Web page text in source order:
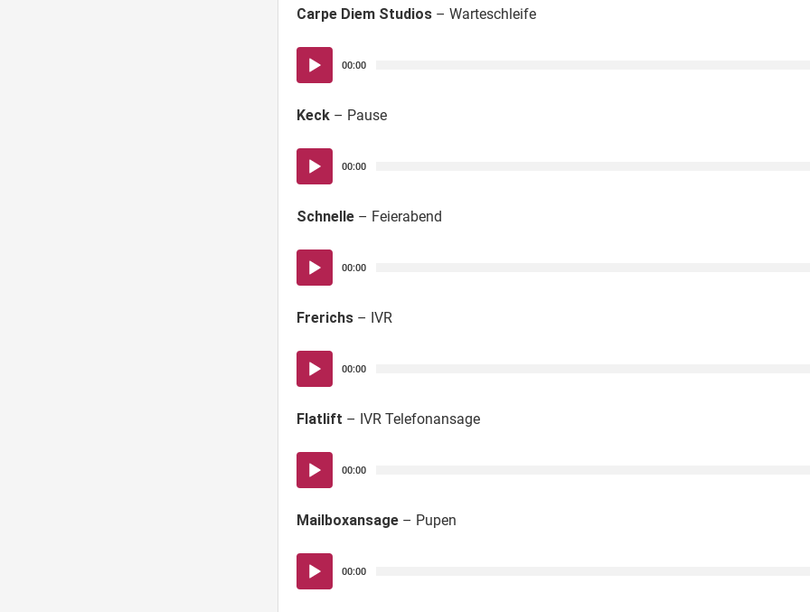
Carpe Diem Studios – Warteschleife
Audio-
Player
00:00
Keck – Pause
Audio-
Player
00:00
Schnelle – Feierabend
Audio-
Player
00:00
Frerichs – IVR
Audio-
Player
00:00
Flatlift – IVR Telefonansage
Audio-
Player
00:00
Mailboxansage – Pupen
Audio-
Player
00:00